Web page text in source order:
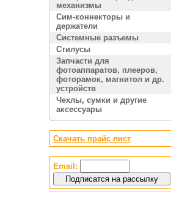
механизмы
Сим-коннекторы и
держатели
Системные разъемы
Стилусы
Запчасти для
фотоаппаратов, плееров,
фоторамок, магнитол и др.
устройств
Чехлы, сумки и другие
аксессуары
Скачать прайс лист
Email: